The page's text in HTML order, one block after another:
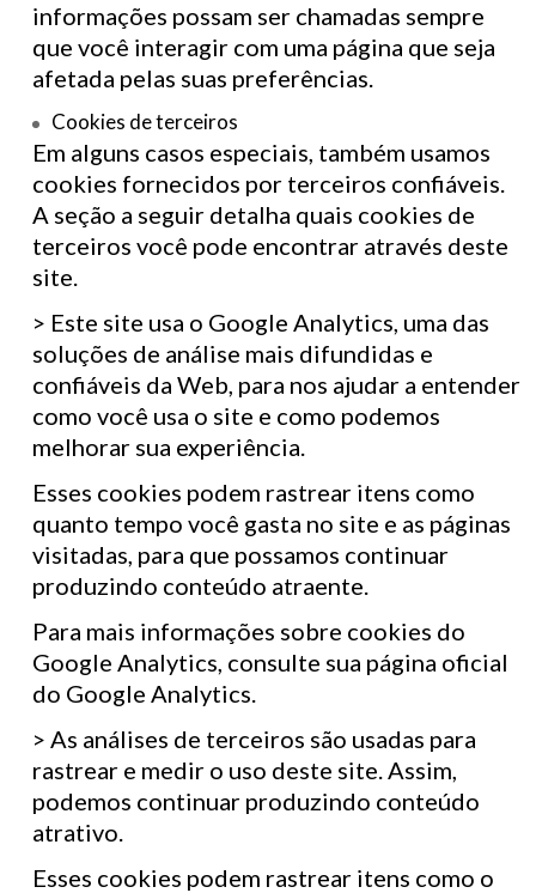
informações possam ser chamadas sempre
que você interagir com uma página que seja
afetada pelas suas preferências.
Cookies de terceiros
Em alguns casos especiais, também usamos
cookies fornecidos por terceiros confiáveis.
A seção a seguir detalha quais cookies de
terceiros você pode encontrar através deste
site.
> Este site usa o Google Analytics, uma das
soluções de análise mais difundidas e
confiáveis ​​da Web, para nos ajudar a entender
como você usa o site e como podemos
melhorar sua experiência.
Esses cookies podem rastrear itens como
quanto tempo você gasta no site e as páginas
visitadas, para que possamos continuar
produzindo conteúdo atraente.
Para mais informações sobre cookies do
Google Analytics, consulte sua página oficial
do Google Analytics.
> As análises de terceiros são usadas para
rastrear e medir o uso deste site. Assim,
podemos continuar produzindo conteúdo
atrativo.
Esses cookies podem rastrear itens como o